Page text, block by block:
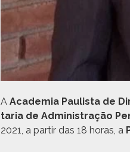
A Acad­e­mia Paulista de
taria de Admin­is­tração
2021, a par­tir das 18 horas, a